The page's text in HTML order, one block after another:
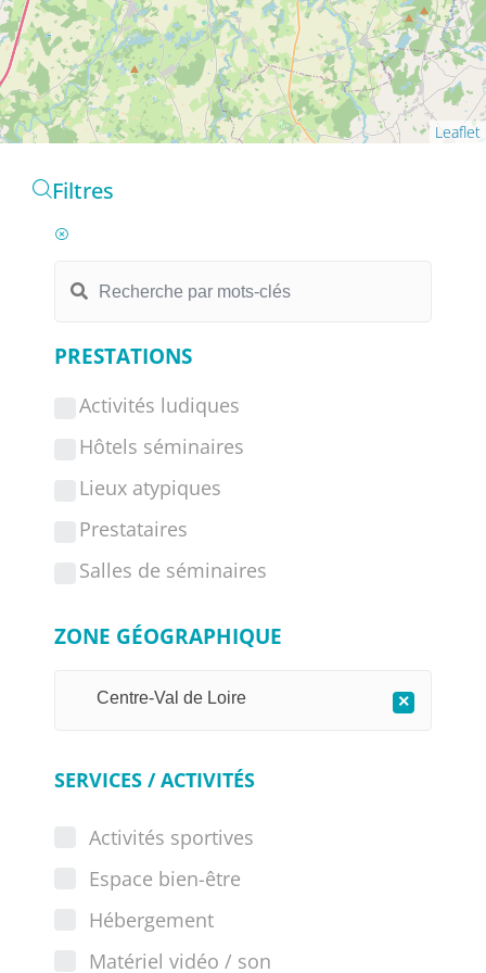
Leaflet
Filtres
PRESTATIONS
Activités ludiques
Hôtels séminaires
Lieux atypiques
Prestataires
Salles de séminaires
ZONE GÉOGRAPHIQUE
×
Centre-Val de Loire
SERVICES / ACTIVITÉS
Activités sportives
Espace bien-être
Hébergement
Matériel vidéo / son